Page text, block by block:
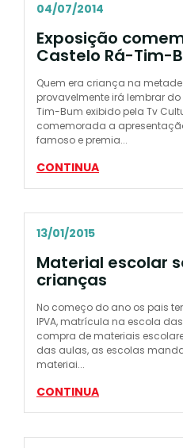
04/07/2014
Exposição
Castelo Rá-Tim-
Quem era criança na
provavelmente irá lembrar
Tim-Bum exibido pela Tv
comemorada a
famoso e premia...
CONTINUA
13/01/2015
Material escolar
crianças
No começo do ano os pais
IPVA, matrícula na escola
compra de materiais
das aulas, as escolas
materiai...
CONTINUA